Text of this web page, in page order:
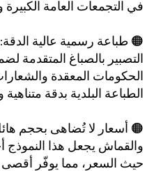
في التجمعات العامة الكبيرة
🟠 طباعة رسمية عالية
التصبير بالصباغ المتقدمة
الحكومات المعقدة
الطباعة البلدية بدقة متناهية
🟠 أسعار لا تُضاهى بحجم
والقماش يجعل هذا النموذج